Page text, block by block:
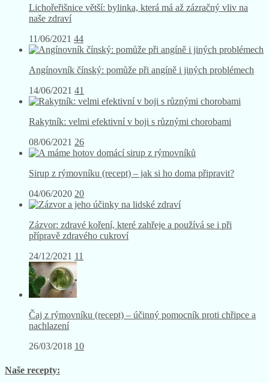
Lichořeřišnice větší: bylinka, která má až zázračný vliv na
naše zdraví
11/06/2021 44
Angínovník čínský: pomůže při angíně i jiných problémech
14/06/2021 41
Rakytník: velmi efektivní v boji s různými chorobami
08/06/2021 26
Sirup z rýmovníku (recept) – jak si ho doma připravit?
04/06/2020 20
Zázvor: zdravé koření, které zahřeje a používá se i při
přípravě zdravého cukroví
24/12/2021 11
Čaj z rýmovníku (recept) – účinný pomocník proti chřipce a
nachlazení
26/03/2018 10
Naše recepty: